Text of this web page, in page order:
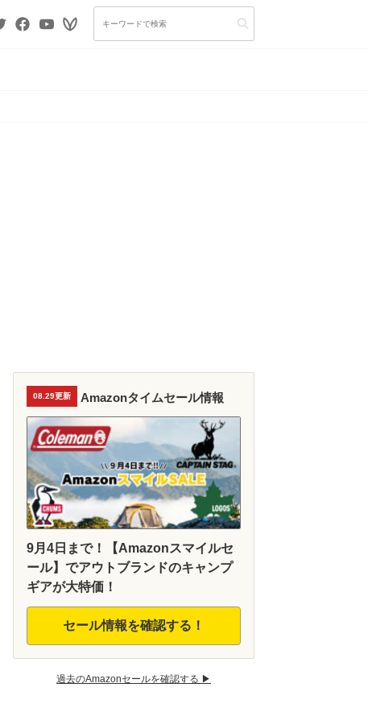
08.29更新 Amazonタイムセール情報
9月4日まで！【Amazonスマイルセ
ール】でアウトブランドのキャンプ
ギアが大特価！
セール情報を確認する！
過去のAmazonセールを確認する ▶︎